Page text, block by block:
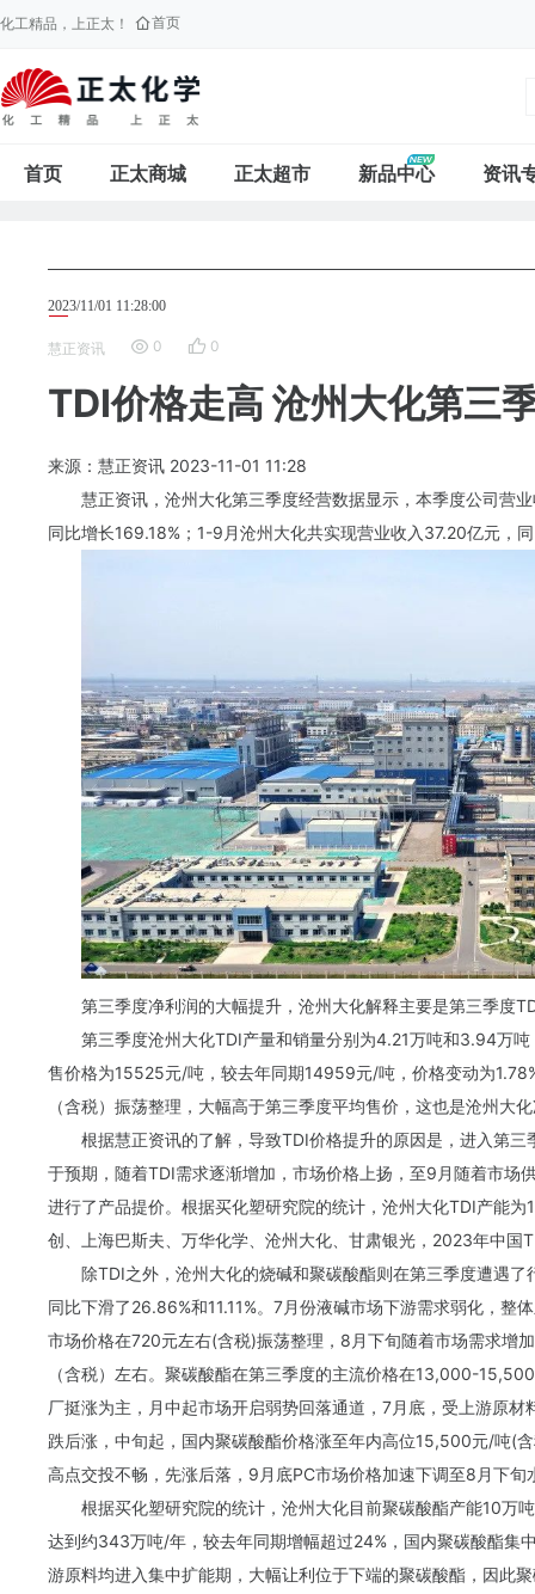
化工精品，上正太！ 首页
首页 正太商城 正太超市 新品中心 资讯
2023/11/01 11:28:00
慧正资讯 0 0
TDI价格走高 沧州大化第三
来源：慧正资讯 2023-11-01 11:28
慧正资讯，沧州大化第三季度经营数据显示，本季度公司营
同比增长169.18%；1-9月沧州大化共实现营业收入37.20亿元，
第三季度净利润的大幅提升，沧州大化解释主要是第三季度
第三季度沧州大化TDI产量和销量分别为4.21万吨和3.94万
售价格为15525元/吨，较去年同期14959元/吨，价格变动为
（含税）振荡整理，大幅高于第三季度平均售价，这也是沧州大
根据慧正资讯的了解，导致TDI价格提升的原因是，进入第
于预期，随着TDI需求逐渐增加，市场价格上扬，至9月随着市场
进行了产品提价。根据买化塑研究院的统计，沧州大化TDI产能
创 、上海巴斯夫 万华化学、沧州大化、甘肃银光，2023年中国
除TDI之外，沧州大化的烧碱和聚碳酸酯则在第三季度遭遇
同比下滑了26.86%和11.11%。7月份液碱市场下游需求弱化，整
市场价格在720元左右(含税)振荡整理，8月下旬随着市场需求增
（含税）左右。聚碳酸酯在第三季度的主流价格在13,000-
厂挺涨为主，月中起市场开启弱势回落通道，7月底，受上游原
跌后涨，中旬起，国内聚碳酸酯价格涨至年内高位15,500元/吨(
高点交投不畅，先涨后落，9月底PC市场价格加速下调至8月下旬
根据买化塑研究院的统计，沧州大化目前聚碳酸酯产能10万
达到约343万吨/年，较去年同期增幅超过24%，国内聚碳酸酯集
游原料均进入集中扩能期，大幅让利位于下端的聚碳酸酯，因此